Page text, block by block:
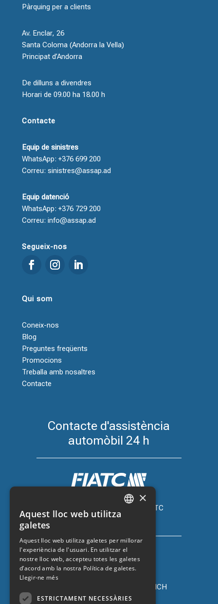
Pàrquing per a clients
Av. Enclar, 26
Santa Coloma (Andorra la Vella)
Principat d’Andorra
De dilluns a divendres
Horari de 09.00 ha 18.00 h
Contacte
Equip de sinistres
WhatsApp: +376 699 200
Correu: sinistres@assap.ad
Equip datenció
WhatsApp: +376 729 200
Correu: info@assap.ad
Segueix-nos
Qui som
Coneix-nos
Blog
Preguntes freqüents
Promocions
Treballa amb nosaltres
Contacte
Contacte d'assistència
automòbil 24 h
Assegurança de cotxe amb FIATC
+34 918 66 98 06
Assegurança de cotxe amb ZURICH
+34 932 67 10 40
ENGLISH
FRENCH
×
Aquest lloc web utilitza
galetes
Aquest lloc web utilitza galetes per millorar
l'experiència de l'usuari. En utilitzar el
nostre lloc web, accepteu totes les galetes
d’acord amb la nostra Política de galetes.
Llegir-ne més
ESTRICTAMENT NECESSÀRIES